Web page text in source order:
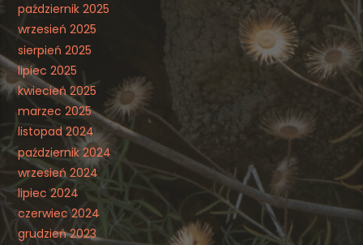
październik 2025
wrzesień 2025
sierpień 2025
lipiec 2025
kwiecień 2025
marzec 2025
listopad 2024
październik 2024
wrzesień 2024
lipiec 2024
czerwiec 2024
grudzień 2023